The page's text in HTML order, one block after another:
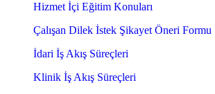
Hizmet İçi Eğitim Konuları
Çalışan Dilek İstek Şikayet Öneri Formu
İdari İş Akış Süreçleri
Klinik İş Akış Süreçleri